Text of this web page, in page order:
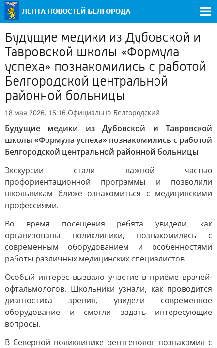
Будущие медики из Дубовской и
Тавровской школы «Формула
успеха» познакомились с работой
Белгородской центральной
районной больницы
18 мая 2026, 15:16 Официально Белгородский
Будущие медики из Дубовской и Тавровской
школы «Формула успеха» познакомились с работой
Белгородской центральной районной больницы
Экскурсии стали важной частью
профориентационной программы и позволили
школьникам ближе ознакомиться с медицинскими
профессиями.
Во время посещения ребята увидели, как
организованы поликлиники, познакомились с
современным оборудованием и особенностями
работы различных медицинских специалистов.
Особый интерес вызвало участие в приёме врачей-
офтальмологов. Школьники узнали, как проводится
диагностика зрения, увидели современное
оборудование и смогли задать интересующие
вопросы.
В Северной поликлинике рентгенолог познакомил с